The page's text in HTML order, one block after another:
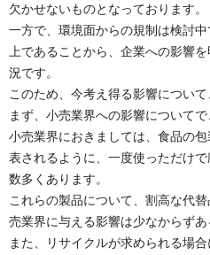
欠かせないものとなっております。
一方で、環境面からの規制は検討
上であることから、企業への影響
況です。
このため、今考え得る影響について
まず、小売業界への影響についてで
小売業界におきましては、食品の
表されるように、一度使っただけ
数多くあります。
これらの製品について、割高な代
売業界に与える影響は少なからずあ
また、リサイクルが求められる場